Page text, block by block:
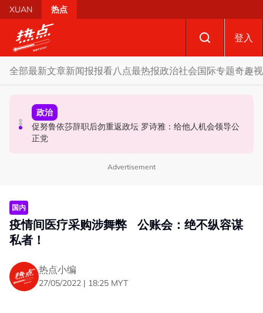
Skip to main content
XUAN 热点
登入
全部最新文章新闻报报看八点最热报政治社会国际专题奇趣
政治
炮轰哈迪不了解章程 阿兹敏：国盟无“自动退盟”规定
政治
促努鲁依莎辞职后勿重返政坛 罗诗雅：给他人机会领导公
正党
国际
泰校园枪击案酿8师生亡 枪手疑遭长期遭霸凌成导火索
Advertisement
国内
疫情间医疗采购涉舞弊 公账会：绝不纵容谋
私者！
热点小编
27/05/2022 | 18:25 MYT